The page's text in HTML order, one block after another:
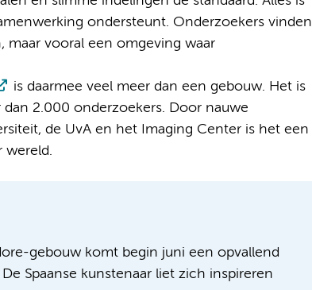
ondersteunt. Onderzoekers vinden
maar vooral een omgeving waar
is daarmee veel meer dan een gebouw. Het is
2.000 onderzoekers. Door nauwe
de UvA en het Imaging Center is het een
wereld.
gebouw komt begin juni een opvallend
Spaanse kunstenaar liet zich inspireren